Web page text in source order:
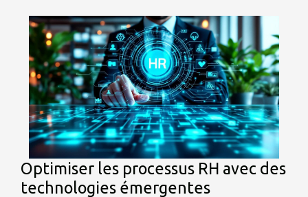
Optimiser les processus RH avec des
technologies émergentes